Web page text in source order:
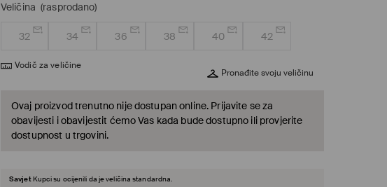
Veličina (rasprodano)
32 34 36 38 40 42
Vodič za veličine
Pronađite svoju veličinu
Ovaj proizvod trenutno nije dostupan online. Prijavite se za
obavijesti i obavijestit ćemo Vas kada bude dostupno ili provjerite
dostupnost u trgovini.
Savjet Kupci su ocijenili da je veličina standardna.